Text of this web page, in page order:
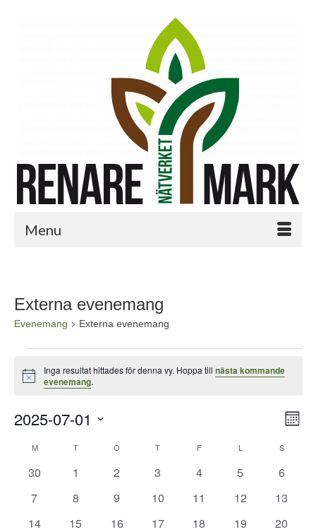
Menu
Externa evenemang
Evenemang Externa evenemang
Notis
Inga resultat hittades för denna vy. Hoppa tillnästa kommande
evenemang.
Vy-
Månad
2025-07-01
datum.
Kalender
av
Evenemang
MMÅNDAG TTISDAG O T TORSDAGFFREDAG L S
0
30
0
1
0
2
0
3
0
4
0
5
0
6
0
7
0
8
0
9
0
10
0
11
0
12
0
13
0
14
0
15
0
16
0
17
0
18
0
19
0
20